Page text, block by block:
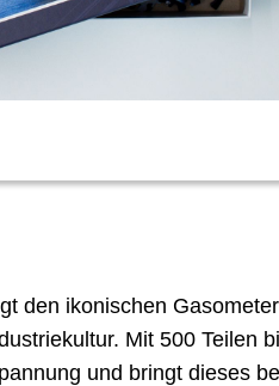
den ikonischen
Mit 500 Teilen
und bringt dieses